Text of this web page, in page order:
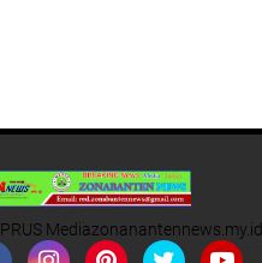
Mediazonanantennews.my.id